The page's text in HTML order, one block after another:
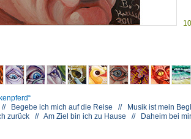
// Begebe ich mich auf die Reise // Musik ist mein
zurück // Am Ziel bin ich zu Hause // Daheim bei